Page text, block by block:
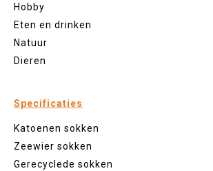
Hobby
Eten en drinken
Natuur
Dieren
Specificaties
Katoenen sokken
Zeewier sokken
Gerecyclede sokken